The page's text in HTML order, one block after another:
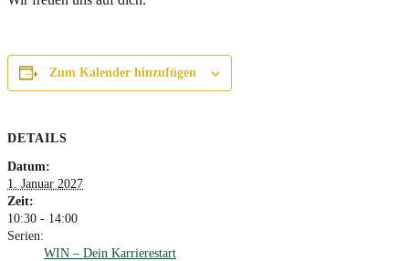
Zum Kalender hinzufügen
DETAILS
Datum:
1. Januar 2027
Zeit:
10:30 - 14:00
Serien:
WIN – Dein Karrierestart